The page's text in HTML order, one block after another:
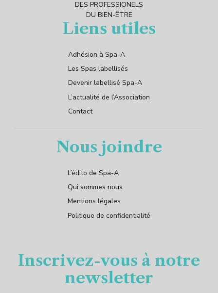
DES PROFESSIONELS
DU BIEN-ÊTRE
Liens utiles
Adhésion à Spa-A
Les Spas labellisés
Devenir labellisé Spa-A
L’actualité de l’Association
Contact
Nous joindre
L’édito de Spa-A
Qui sommes nous
Mentions légales
Politique de confidentialité
Inscrivez-vous à notre
newsletter